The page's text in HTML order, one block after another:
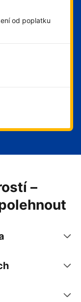
od poplatku
–